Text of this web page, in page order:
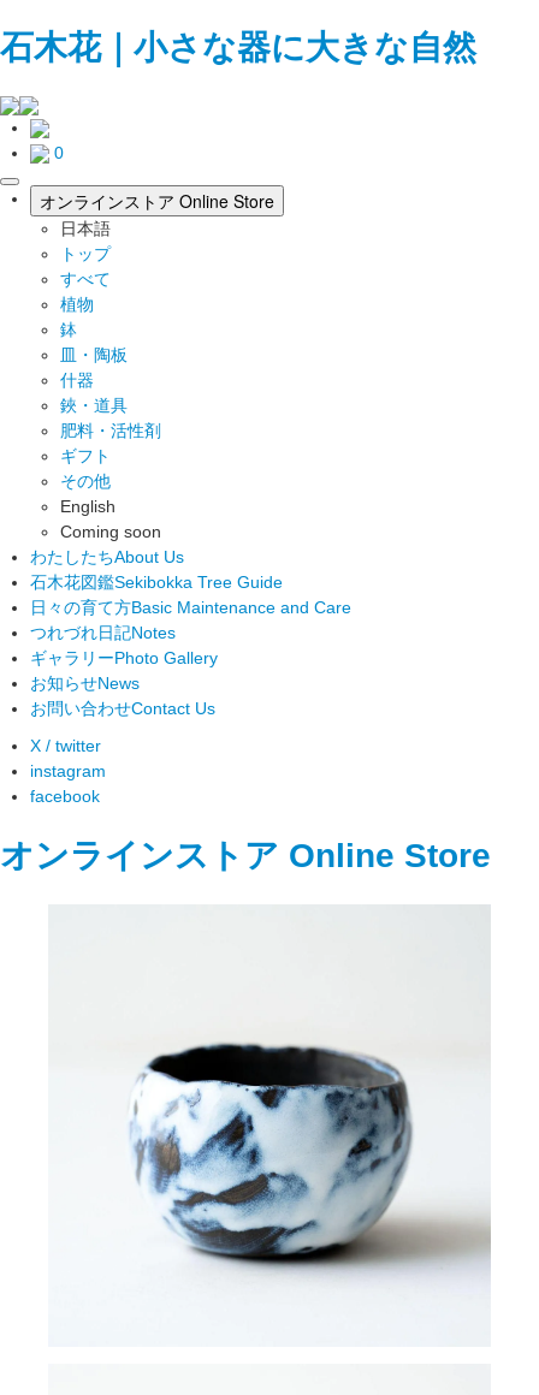
石木花｜小さな器に大きな自然
0
toggle
navigation
オンラインストア Online Store
日本語
トップ
すべて
植物
鉢
皿・陶板
什器
鋏・道具
肥料・活性剤
ギフト
その他
English
Coming soon
わたしたちAbout Us
石木花図鑑Sekibokka Tree Guide
日々の育て方Basic Maintenance and Care
つれづれ日記Notes
ギャラリーPhoto Gallery
お知らせNews
お問い合わせContact Us
X / twitter
instagram
facebook
オンラインストア Online Store